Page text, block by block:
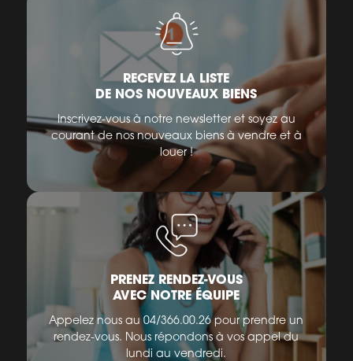
RECEVEZ LA LISTE
DE NOS NOUVEAUX BIENS
Inscrivez-vous à notre newsletter et soyez au
courant de nos nouveaux biens à vendre et à
louer !
PRENEZ RENDEZ-VOUS
AVEC NOTRE ÉQUIPE
Appelez nous au 04/366.00.26 pour prendre un
rendez-vous. Nous répondons à vos appel du
lundi au vendredi.